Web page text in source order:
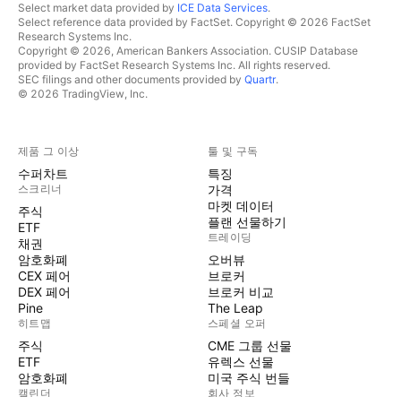
Select market data provided by ICE Data Services.
Select reference data provided by FactSet. Copyright © 2026 FactSet
Research Systems Inc.
Copyright © 2026, American Bankers Association. CUSIP Database
provided by FactSet Research Systems Inc. All rights reserved.
SEC filings and other documents provided by Quartr.
© 2026 TradingView, Inc.
제품 그 이상
수퍼차트
스크리너
주식
ETF
채권
암호화폐
CEX 페어
DEX 페어
Pine
히트맵
주식
ETF
암호화폐
캘린더
툴 및 구독
특징
가격
마켓 데이터
플랜 선물하기
트레이딩
오버뷰
브로커
브로커 비교
The Leap
스페셜 오퍼
CME 그룹 선물
유렉스 선물
미국 주식 번들
회사 정보